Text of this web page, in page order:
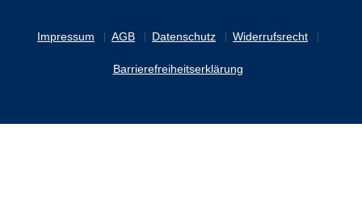
Impressum AGB Datenschutz Widerrufsrecht
Barrierefreiheitserklärung